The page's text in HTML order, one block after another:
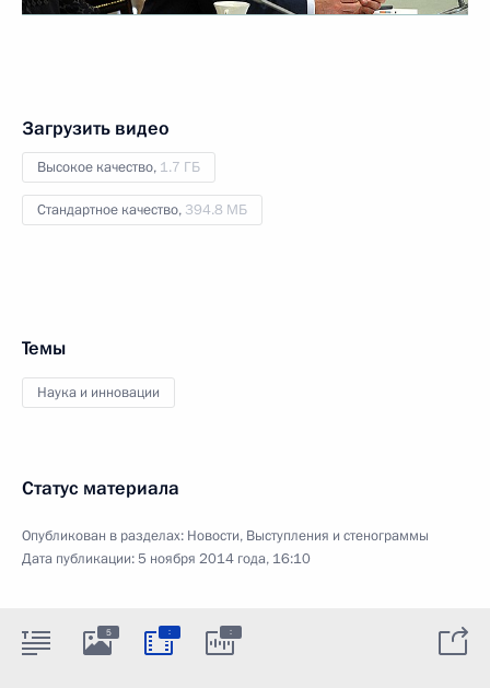
Загрузить видео
Высокое качество, 1.7 ГБ
Стандартное качество, 394.8 МБ
Темы
Наука и инновации
Статус материала
Опубликован в разделах: Новости, Выступления и стенограммы
Дата публикации:5 ноября 2014 года, 16:10
5 : :